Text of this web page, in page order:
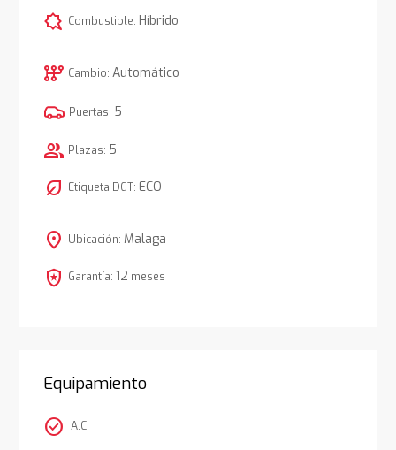
comic_bubble Combustible: Híbrido
auto_transmission Cambio: Automático
Puertas: 5
group Plazas: 5
nest_eco_leaf Etiqueta DGT: ECO
location_on Ubicación: Malaga
local_police Garantía: 12 meses
Equipamiento
check_circle A.C